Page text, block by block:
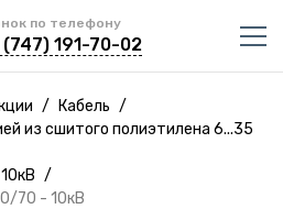
по телефону
(747) 191-70-02
/ Кабель /
из сшитого полиэтилена 6...35
/
70 - 10кВ